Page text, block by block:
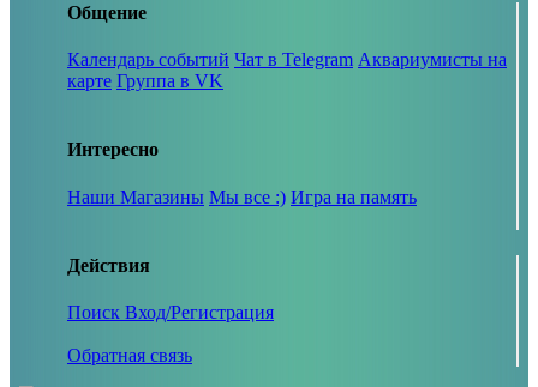
Общение
Календарь событий Чат в Telegram Аквариумисты на
карте Группа в VK
Интересно
Наши Магазины Мы все :) Игра на память
Действия
Поиск Вход/Регистрация
Обратная связь